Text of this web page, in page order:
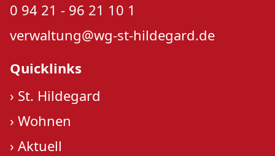
0 94 21 - 96 21 10 1
verwaltung@wg-st-hildegard.de
Quicklinks
› St. Hildegard
› Wohnen
› Aktuell